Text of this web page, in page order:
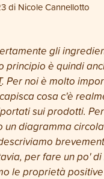
di Nicole Cannellotto
gli
principio è quindi
. Per noi è molto
cosa c'è
sui prodotti.
un diagramma
per fare un po'
le proprietà